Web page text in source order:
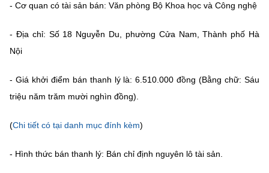
Cơ quan chủ quản: Bộ Khoa học và Công nghệ (MST)
Giám đốc Trung tâm Truyền thông Khoa học và Công nghệ.
Liên hệ
Điện thoại: 024 3936 9506
©2026 Bản quyền thuộc Bộ Khoa Học và Công Nghệ
- Cơ quan có tài sản bán: Văn phòng Bộ Khoa học và Công nghệ
- Địa chỉ: Số 18 Nguyễn Du, phường Cửa Nam, Thành phố Hà
Nội
- Giá khởi điểm bán thanh lý là: 6.510.000 đồng (Bằng chữ: Sáu
triệu năm trăm mười nghìn đồng).
(Chi tiết có tại danh mục đính kèm)
- Hình thức bán thanh lý: Bán chỉ định nguyên lô tài sản.